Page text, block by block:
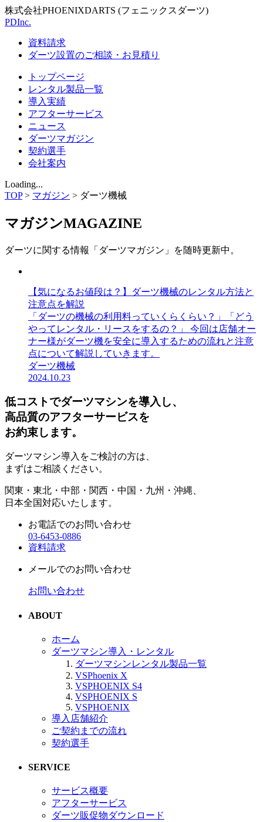
株式会社PHOENIXDARTS (フェニックスダーツ)
PDInc.
資料請求
ダーツ設置のご相談・お見積り
トップページ
レンタル製品一覧
導入実績
アフターサービス
ニュース
ダーツマガジン
契約選手
会社案内
Loading...
TOP> マガジン > ダーツ機械
マガジンMAGAZINE
ダーツに関する情報「ダーツマガジン」を随時更新中。
【気になるお値段は？】ダーツ機械のレンタル方法と
注意点を解説
「ダーツの機械の利用料っていくらくらい？」「どう
やってレンタル・リースをするの？」 今回は店舗オー
ナー様がダーツ機を安全に導入するための流れと注意
点について解説していきます。
ダーツ機械
2024.10.23
低コストでダーツマシンを導入し、
高品質のアフターサービスを
お約束します。
ダーツマシン導入をご検討の方は、
まずはご相談ください。
関東・東北・中部・関西・中国・九州・沖縄、
日本全国対応いたします。
お電話でのお問い合わせ
03-6453-0886
資料請求
メールでのお問い合わせ
お問い合わせ
ABOUT
ホーム
ダーツマシン導入・レンタル
ダーツマシンレンタル製品一覧
VSPhoenix X
VSPHOENIX S4
VSPHOENIX S
VSPHOENIX
導入店舗紹介
ご契約までの流れ
契約選手
SERVICE
サービス概要
アフターサービス
ダーツ販促物ダウンロード